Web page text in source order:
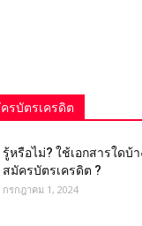
รบัตรเครดิต
รู้หรือไม่? ใช้เอกสารใดบ้
สมัครบัตรเครดิต ?
กรกฎาคม 1, 2024